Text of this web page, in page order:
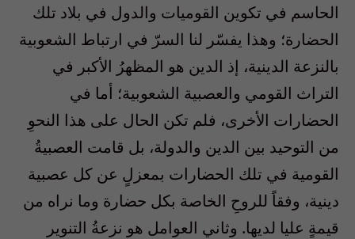
الحاسم في تكوين القوميات والدول في بلاد تلك
الحضارة؛ وهذا يفسّر لنا السرّ في ارتباط الشعوبية
بالنزعة الدينية، إذ الدين هو المظهرُ الأكبر في
التراث القومي والعصبية الشعوبية؛ أما في
الحضارات الأخرى، فلم تكن الحال على هذا النحوِ
من التوحيد بين الدين والدولة، بل قامت العصبيةُ
القومية في تلك الحضارات بمعزلٍ عن كل عصبية
دينية، وفقاً للروحِ الخاصة بكل حضارة وما نراه من
قيمةٍ عليا لديها. وثاني العوامل هو نزعةُ التنوير